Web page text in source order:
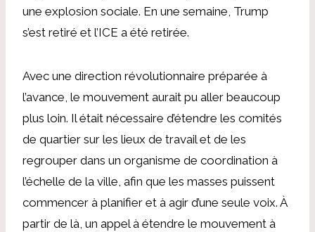
une explosion sociale. En une semaine, Trump
s’est retiré et l’ICE a été retirée.
Avec une direction révolutionnaire préparée à
l’avance, le mouvement aurait pu aller beaucoup
plus loin. Il était nécessaire d’étendre les comités
de quartier sur les lieux de travail et de les
regrouper dans un organisme de coordination à
l’échelle de la ville, afin que les masses puissent
commencer à planifier et à agir d’une seule voix. À
partir de là, un appel à étendre le mouvement à